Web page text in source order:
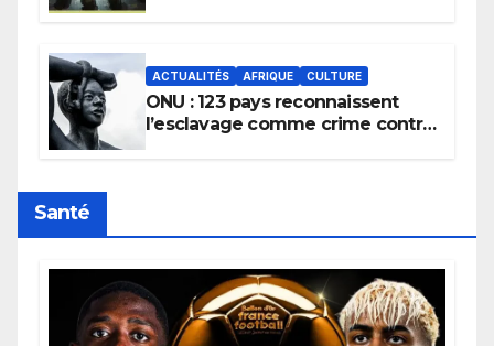
ACTUALITÉS AFRIQUE CULTURE
ONU : 123 pays reconnaissent
l’esclavage comme crime contre
Santé